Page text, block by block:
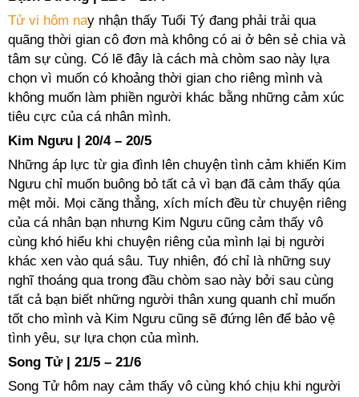
Tử vi hôm nay nhận thấy Tuổi Tý đang phải trải qua
quãng thời gian cô đơn mà không có ai ở bên sẻ chia và
tâm sự cùng. Có lẽ đây là cách mà chòm sao này lựa
chọn vì muốn có khoảng thời gian cho riêng mình và
không muốn làm phiền người khác bằng những cảm xúc
tiêu cực của cá nhân mình.
Kim Ngưu | 20/4 – 20/5
Những áp lực từ gia đình lên chuyện tình cảm khiến Kim
Ngưu chỉ muốn buông bỏ tất cả vì bạn đã cảm thấy qúa
mệt mỏi. Mọi căng thẳng, xích mích đều từ chuyện riêng
của cá nhân bạn nhưng Kim Ngưu cũng cảm thấy vô
cùng khó hiểu khi chuyện riêng của mình lại bị người
khác xen vào quá sâu. Tuy nhiên, đó chỉ là những suy
nghĩ thoáng qua trong đầu chòm sao này bởi sau cùng
tất cả bạn biết những người thân xung quanh chỉ muốn
tốt cho mình và Kim Ngưu cũng sẽ đứng lên để bảo vệ
tình yêu, sự lựa chọn của mình.
Song Tử | 21/5 – 21/6
Song Tử hôm nay cảm thấy vô cùng khó chịu khi người